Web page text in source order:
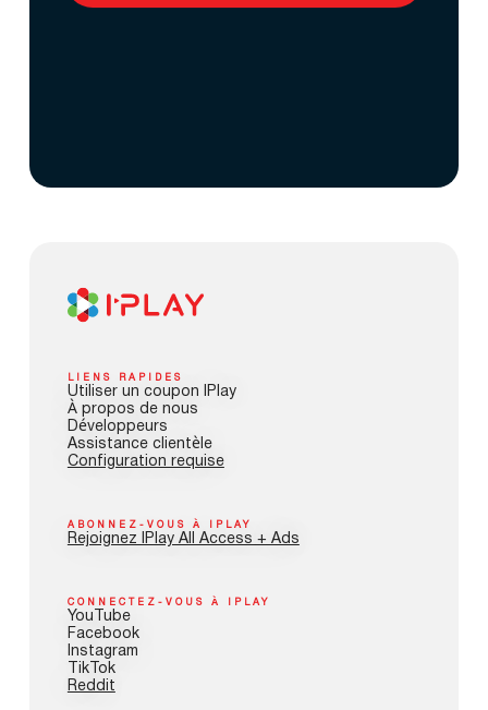
LIENS RAPIDES
Utiliser un coupon IPlay
À propos de nous
Développeurs
Assistance clientèle
Configuration requise
ABONNEZ-VOUS À IPLAY
Rejoignez IPlay All Access + Ads
CONNECTEZ-VOUS À IPLAY
YouTube
Facebook
Instagram
TikTok
Reddit